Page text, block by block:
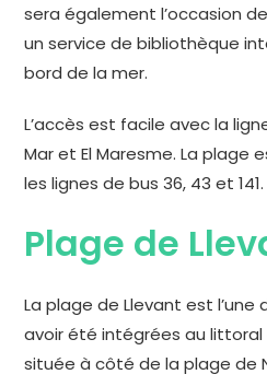
sera également l’occasion
un service de bibliothèque
bord de la mer.
L’accès est facile avec la
Mar et El Maresme. La plage
les lignes de bus 36, 43 et 141.
Plage de
La plage de Llevant est
avoir été intégrées au littoral
située à côté de la plage de